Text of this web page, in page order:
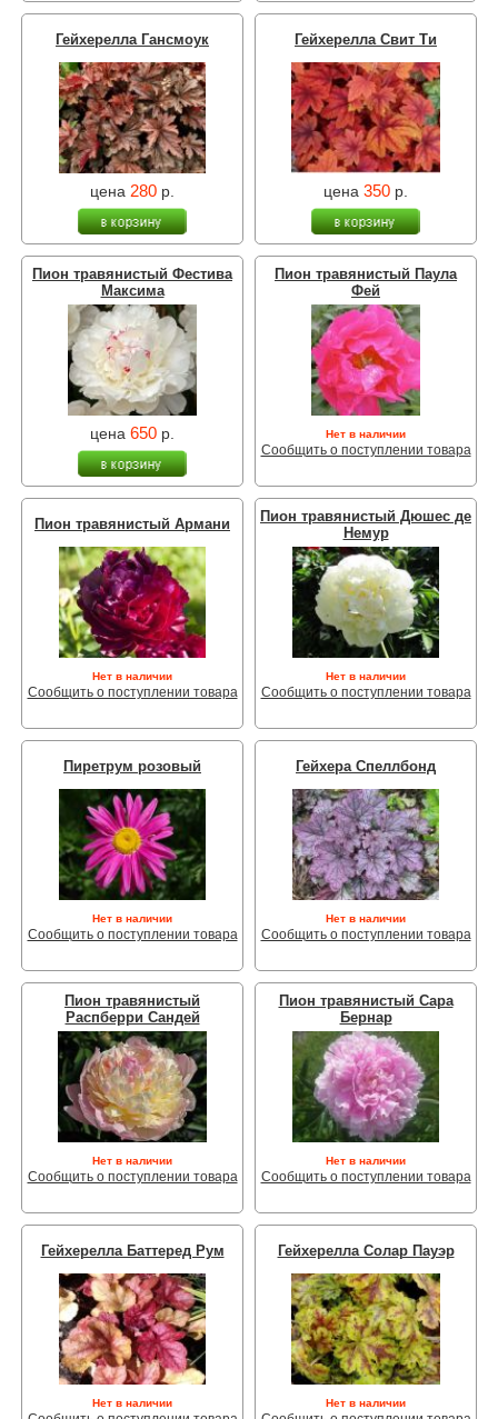
Пион травянистый Паула
Фей
Нет в наличии
Сообщить о поступлении товара
Пион травянистый Армани
Нет в наличии
Сообщить о поступлении товара
Пион травянистый Дюшес де
Немур
Нет в наличии
Сообщить о поступлении товара
Пиретрум розовый
Нет в наличии
Сообщить о поступлении товара
Гейхера Спеллбонд
Нет в наличии
Сообщить о поступлении товара
Пион травянистый
Распберри Сандей
Нет в наличии
Сообщить о поступлении товара
Пион травянистый Сара
Бернар
Нет в наличии
Сообщить о поступлении товара
Гейхерелла Баттеред Рум
Нет в наличии
Гейхерелла Гансмоук
цена 280 р.
Гейхерелла Свит Ти
цена 350 р.
Гейхерелла Солар Пауэр
Нет в наличии
Пион травянистый Фестива
Максима
цена 650 р.